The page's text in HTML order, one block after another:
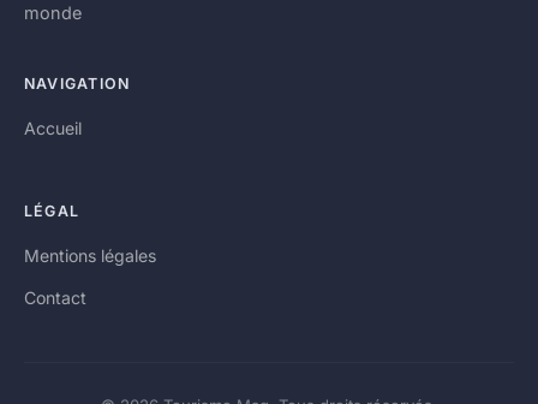
monde
NAVIGATION
Accueil
LÉGAL
Mentions légales
Contact